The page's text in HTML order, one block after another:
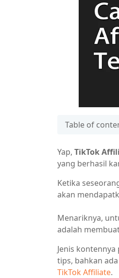
Table of
Yap, TikTok
yang berhasil
Ketika
akan
Menariknya,
adalah
Jenis
tips, bahkan
TikTok Affiliate.